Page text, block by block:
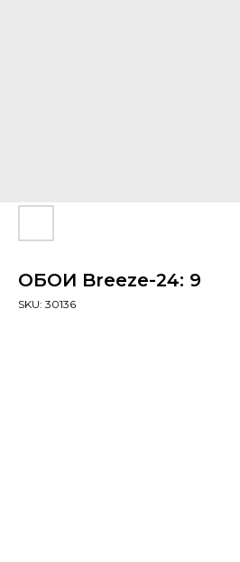
ОБОИ Breeze-24: 9
SKU: 30136